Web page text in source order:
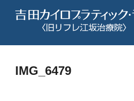
IMG_6479